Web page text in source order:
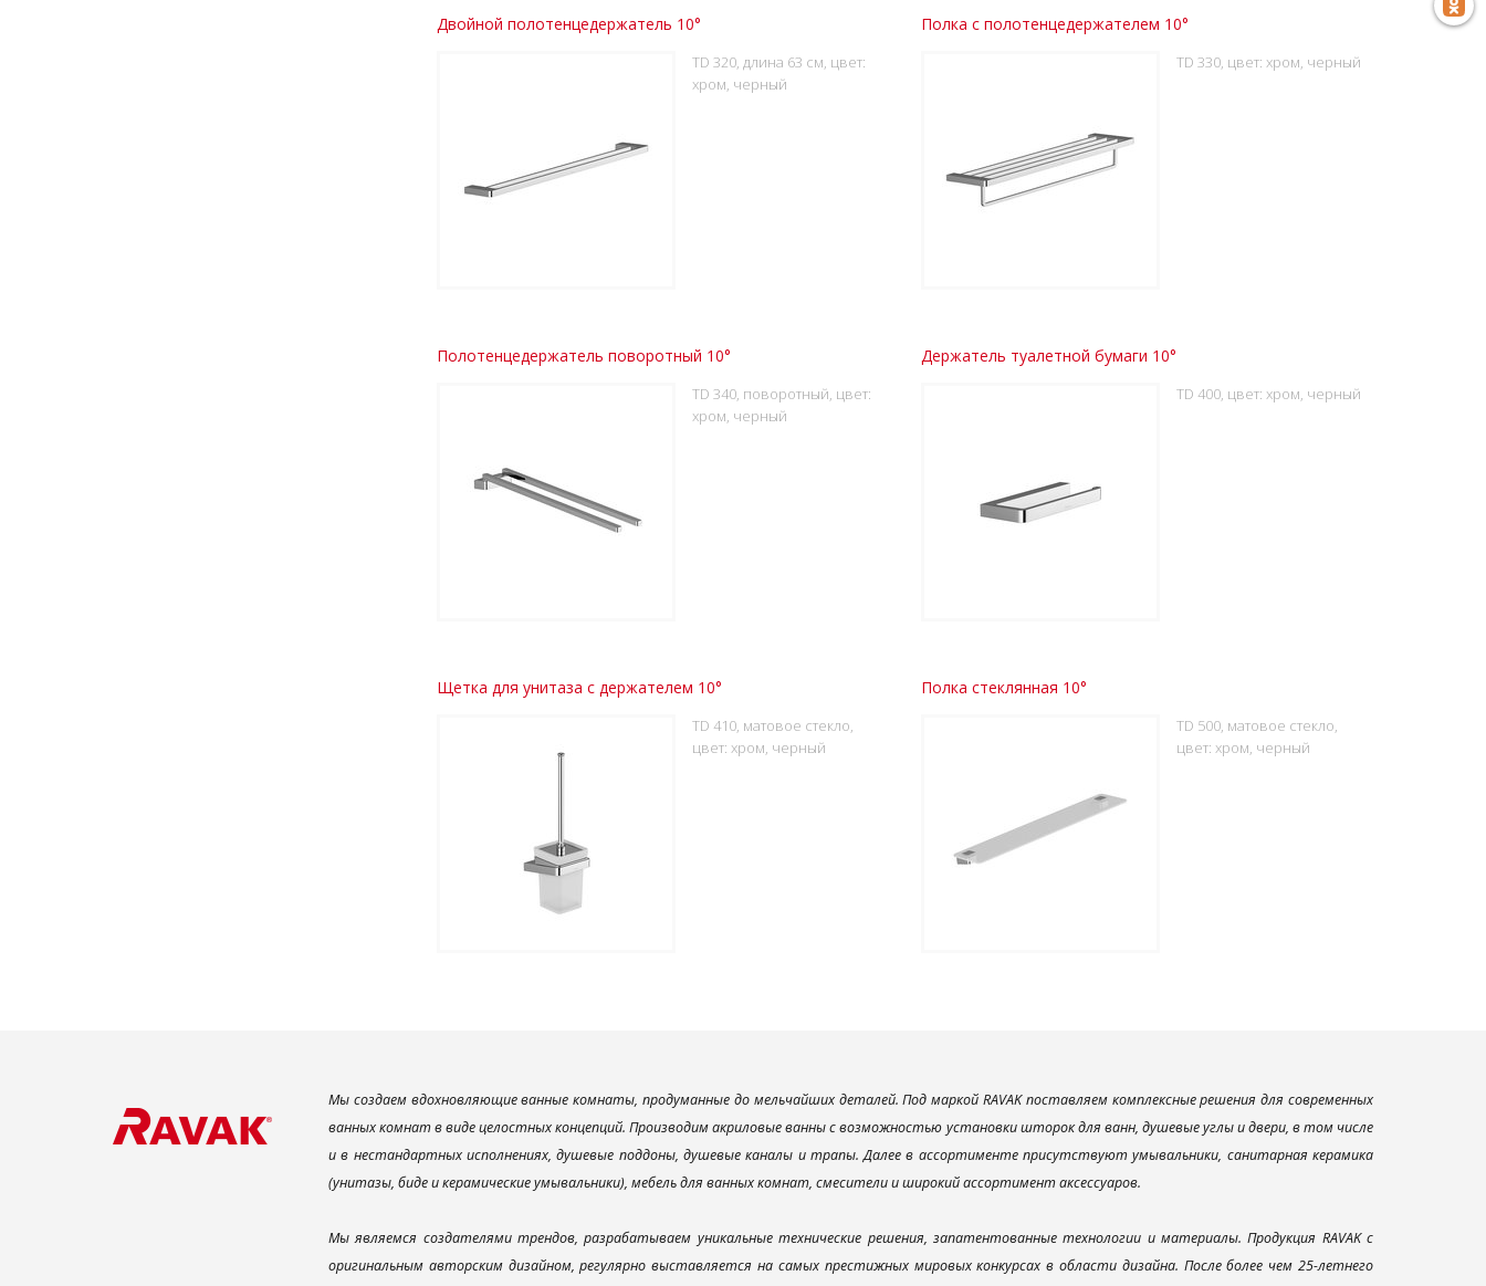
Двойной полотенцедержатель 10°
TD 320, длина 63 см, цвет:
хром, черный
Полка с полотенцедержателем 10°
TD 330, цвет: хром, черный
Полотенцедержатель поворотный 10°
TD 340, поворотный, цвет:
хром, черный
Держатель туалетной бумаги 10°
TD 400, цвет: хром, черный
Щетка для унитаза с держателем 10°
TD 410, матовое стекло,
цвет: хром, черный
Полка стеклянная 10°
TD 500, матовое стекло,
цвет: хром, черный
Мы создаем вдохновляющие ванные комнаты, продуманные до мельчайших деталей. Под маркой RAVAK поставляем комплексные решения для современных
ванных комнат в виде целостных концепций. Производим акриловые ванны с возможностью установки шторок для ванн, душевые углы и двери, в том числе
и в нестандартных исполнениях, душевые поддоны, душевые каналы и трапы. Далее в ассортименте присутствуют умывальники, санитарная керамика
(унитазы, биде и керамические умывальники), мебель для ванных комнат, смесители и широкий ассортимент аксессуаров.
Мы являемся создателями трендов, разрабатываем уникальные технические решения, запатентованные технологии и материалы. Продукция RAVAK с
оригинальным авторским дизайном, регулярно выставляется на самых престижных мировых конкурсах в области дизайна. После более чем 25-летнего